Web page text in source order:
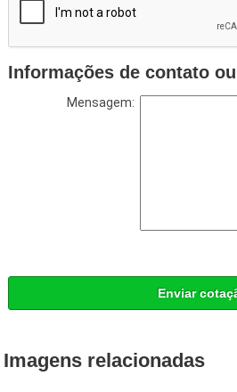
Informações de contato
Mensagem:
Enviar
Imagens relacionadas